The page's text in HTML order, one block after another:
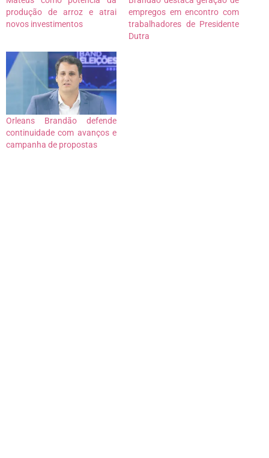
produção de arroz e atrai
novos investimentos
empregos em encontro com
trabalhadores de Presidente
Dutra
Orleans Brandão defende
continuidade com avanços e
campanha de propostas